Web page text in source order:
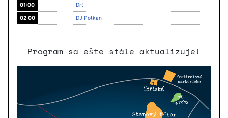
01:00 Drť
02:00 DJ Potkan
Program sa ešte stále aktualizuje!